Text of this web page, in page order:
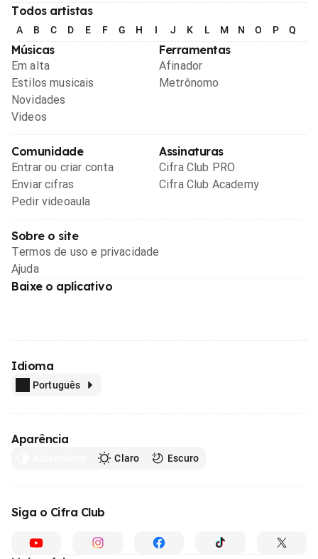
Todos artistas
A B C D E F G H I J K L M N O P Q
Músicas
Em alta
Estilos musicais
Novidades
Videos
Ferramentas
Afinador
Metrônomo
Comunidade
Entrar ou criar conta
Enviar cifras
Pedir videoaula
Assinaturas
Cifra Club PRO
Cifra Club Academy
Sobre o site
Termos de uso e privacidade
Ajuda
Baixe o aplicativo
Idioma
Português
Aparência
Claro Escuro
Siga o Cifra Club